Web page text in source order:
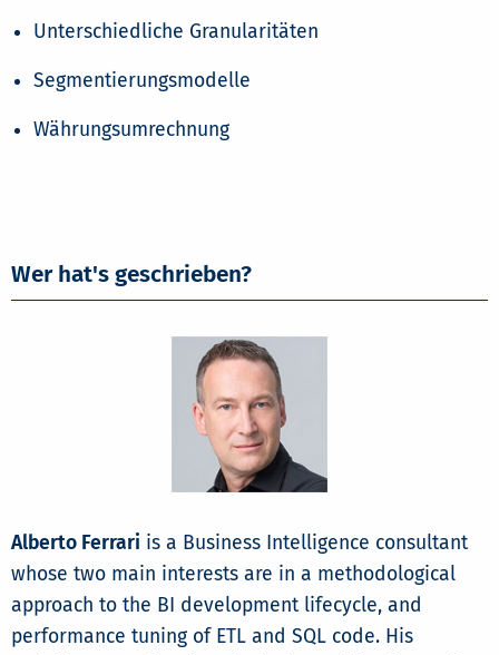
Unterschiedliche Granularitäten
Segmentierungsmodelle
Währungsumrechnung
Wer hat's geschrieben?
Alberto Ferrari is a Business Intelligence consultant
whose two main interests are in a methodological
approach to the BI development lifecycle, and
performance tuning of ETL and SQL code. His